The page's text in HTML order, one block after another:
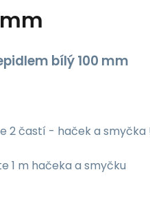
bílý 100 mm
2 častí - haček a smyčka
1 m hačeka a smyčku